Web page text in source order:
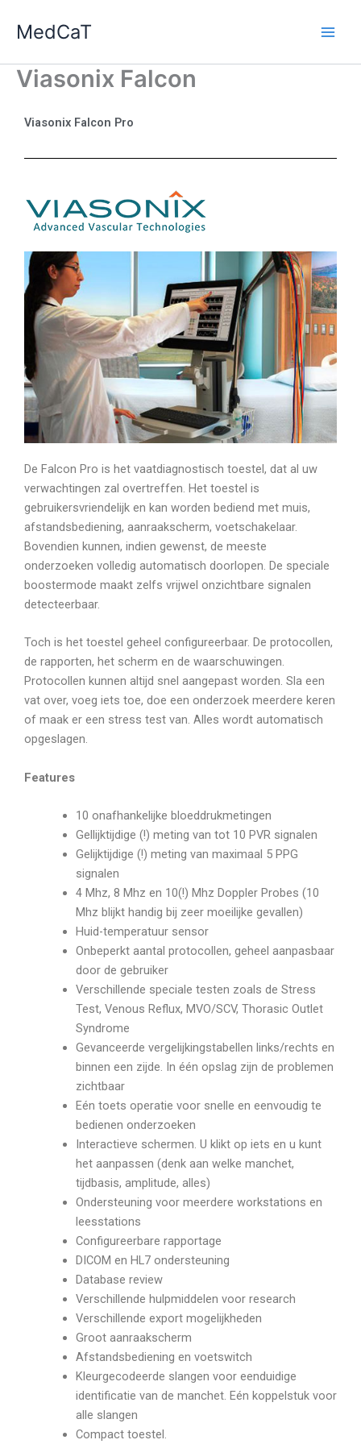
naar
inhoud
MedCaT
Viasonix Falcon
Viasonix Falcon Pro
De Falcon Pro is het vaatdiagnostisch toestel, dat al uw
verwachtingen zal overtreffen. Het toestel is
gebruikersvriendelijk en kan worden bediend met muis,
afstandsbediening, aanraakscherm, voetschakelaar.
Bovendien kunnen, indien gewenst, de meeste
onderzoeken volledig automatisch doorlopen. De speciale
boostermode maakt zelfs vrijwel onzichtbare signalen
detecteerbaar.
Toch is het toestel geheel configureerbaar. De protocollen,
de rapporten, het scherm en de waarschuwingen.
Protocollen kunnen altijd snel aangepast worden. Sla een
vat over, voeg iets toe, doe een onderzoek meerdere keren
of maak er een stress test van. Alles wordt automatisch
opgeslagen.
Features
10 onafhankelijke bloeddrukmetingen
Gellijktijdige (!) meting van tot 10 PVR signalen
Gelijktijdige (!) meting van maximaal 5 PPG
signalen
4 Mhz, 8 Mhz en 10(!) Mhz Doppler Probes (10
Mhz blijkt handig bij zeer moeilijke gevallen)
Huid-temperatuur sensor
Onbeperkt aantal protocollen, geheel aanpasbaar
door de gebruiker
Verschillende speciale testen zoals de Stress
Test, Venous Reflux, MVO/SCV, Thorasic Outlet
Syndrome
Gevanceerde vergelijkingstabellen links/rechts en
binnen een zijde. In één opslag zijn de problemen
zichtbaar
Eén toets operatie voor snelle en eenvoudig te
bedienen onderzoeken
Interactieve schermen. U klikt op iets en u kunt
het aanpassen (denk aan welke manchet,
tijdbasis, amplitude, alles)
Ondersteuning voor meerdere workstations en
leesstations
Configureerbare rapportage
DICOM en HL7 ondersteuning
Database review
Verschillende hulpmiddelen voor research
Verschillende export mogelijkheden
Groot aanraakscherm
Afstandsbediening en voetswitch
Kleurgecodeerde slangen voor eenduidige
identificatie van de manchet. Eén koppelstuk voor
alle slangen
Compact toestel.